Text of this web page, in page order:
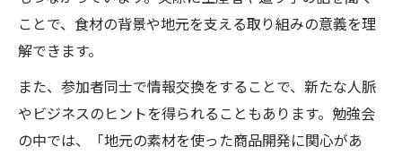
ことで、食材の背景や地元を支える取り組みの意義を理
解できます。
また、参加者同士で情報交換をすることで、新たな人脈
やビジネスのヒントを得られることもあります。勉強会
の中では、「地元の素材を使った商品開発に関心があ